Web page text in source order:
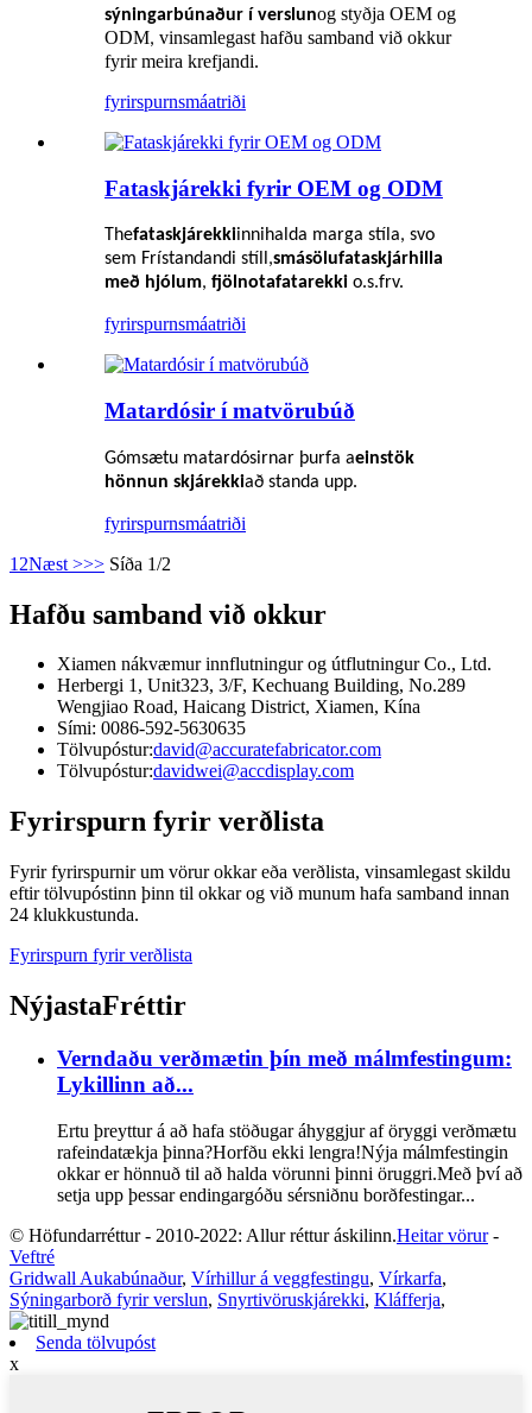
sýningarbúnaður í verslunog styðja OEM og
ODM, vinsamlegast hafðu samband við okkur
fyrir meira krefjandi.
fyrirspurnsmáatriði
Fataskjárekki fyrir OEM og ODM
Thefataskjárekkiinnihalda marga stíla, svo
sem Frístandandi stíll,smásölufataskjárhilla
með hjólum, fjölnotafatarekki o.s.frv.
fyrirspurnsmáatriði
Matardósir í matvörubúð
Gómsætu matardósirnar þurfa aeinstök
hönnun skjárekkiað standa upp.
fyrirspurnsmáatriði
1 2Næst >>> Síða 1/2
Hafðu samband við okkur
Xiamen nákvæmur innflutningur og útflutningur Co., Ltd.
Herbergi 1, Unit323, 3/F, Kechuang Building, No.289
Wengjiao Road, Haicang District, Xiamen, Kína
Sími: 0086-592-5630635
Tölvupóstur:david@accuratefabricator.com
Tölvupóstur:davidwei@accdisplay.com
Fyrirspurn fyrir verðlista
Fyrir fyrirspurnir um vörur okkar eða verðlista, vinsamlegast skildu
eftir tölvupóstinn þinn til okkar og við munum hafa samband innan
24 klukkustunda.
Fyrirspurn fyrir verðlista
NýjastaFréttir
Verndaðu verðmætin þín með málmfestingum:
Lykillinn að...
Ertu þreyttur á að hafa stöðugar áhyggjur af öryggi verðmætu
rafeindatækja þinna?Horfðu ekki lengra!Nýja málmfestingin
okkar er hönnuð til að halda vörunni þinni öruggri.Með því að
setja upp þessar endingargóðu sérsniðnu borðfestingar...
© Höfundarréttur - 2010-2022: Allur réttur áskilinn.Heitar vörur-
Veftré
Gridwall Aukabúnaður, Vírhillur á veggfestingu, Vírkarfa,
Sýningarborð fyrir verslun, Snyrtivöruskjárekki, Kláfferja,
Senda tölvupóst
x